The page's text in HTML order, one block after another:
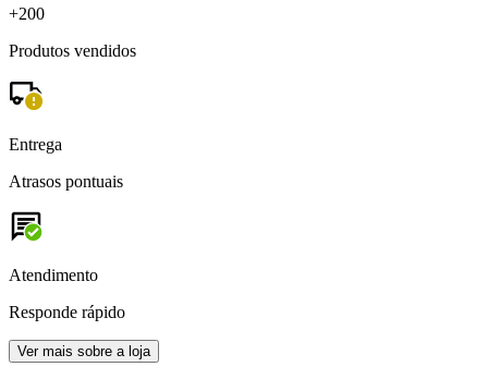
+200
Produtos vendidos
Entrega
Atrasos pontuais
Atendimento
Responde rápido
Ver mais sobre a loja